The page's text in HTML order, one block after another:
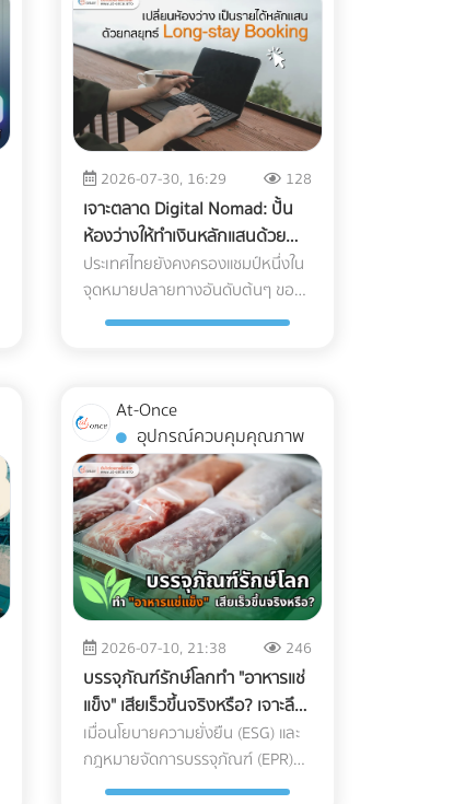
2026-07-30, 16:29 128
เจาะตลาด Digital Nomad: ปั้น
ห้องว่างให้ทำเงินหลักแสนด้วย
กลยุทธ์ Long-stay Booking
ประเทศไทยยังคงครองแชมป์หนึ่งใน
จุดหมายปลายทางอันดับต้นๆ ของ
โลกสำหรับกลุ่ม Digital Nomad
เช่า หรือโฮสต์บน Airbnb มากกว่าที่
จะเป็นโรงแรมหรือรีสอร์ต? สาเหตุ
หลักเป็นเพราะโรงแรมส่วนใหญ่ยัง
คงทำการตลาดด้วยวิธีเดิมๆ คือการ
พึ่งพา OTA (Online Travel
Agencies) และขายห้องพักแบบ
"รายวัน" ซึ่งไม่ตอบโจทย์ชาว
Nomad ที่ต้องการพำนักระยะยาว
โรงแรมหรือผู้บริหารที่ต้องการเพิ่ม
Occupancy Rate โดยเฉพาะในช่วง
Low Season นี่คือจังหวะทองในการ
ปรับกลยุทธ์ครับ ทำไมการตลาดแบบ
เดิมถึงปิดการขายกลุ่ม Nomad ไม่
ได้? พฤติกรรมการจองที่พักของ
At-Once
อุปกรณ์ควบคุมคุณภาพ
2026-07-10, 21:38 246
บรรจุภัณฑ์รักษ์โลกทำ "อาหารแช่
แข็ง" เสียเร็วขึ้นจริงหรือ? เจาะลึก
ทางรอดเรื่อง Shelf Life และ
Freezer Burn สำหรับโรงงาน
อุตสาหกรรม
เมื่อนโยบายความยั่งยืน (ESG) และ
กฎหมายจัดการบรรจุภัณฑ์ (EPR)
ทั่วโลกในปี 2026 ทวีความเข้มงวด